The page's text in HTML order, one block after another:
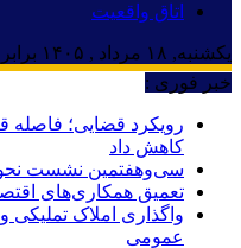
اتاق واقعیت
یکشنبه, ۱۸ مرداد , ۱۴۰۵ برابر با - Sunday, 9 August , 2026
خبر فوری :
رویکرد قضایی؛ فاصله
کاهش داد
سی‌و‌هفتمین نشست نحوه
تعمیق همکاری‌های
واگذاری املاک تملیکی
عمومی